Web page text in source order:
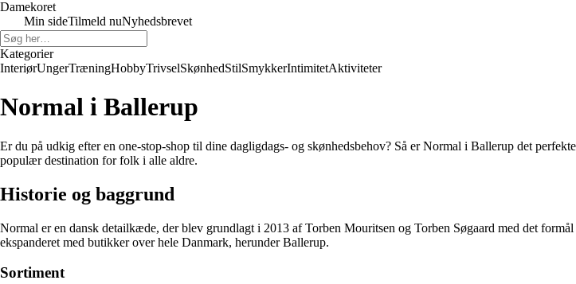
Damekoret
Min sideTilmeld nuNyhedsbrevet
Kategorier
InteriørUngerTræningHobbyTrivselSkønhedStilSmykkerIntimitetAktiviteter
Normal i Ballerup
Er du på udkig efter en one-stop-shop til dine dagligdags- og skønhedsbehov? Så er Normal i Ballerup det
populær destination for folk i alle aldre.
Historie og baggrund
Normal er en dansk detailkæde, der blev grundlagt i 2013 af Torben Mouritsen og Torben Søgaard med det
ekspanderet med butikker over hele Danmark, herunder Ballerup.
Sortiment